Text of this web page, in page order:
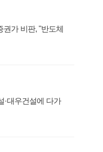
가 비판, "반도체
·대우건설에 다가